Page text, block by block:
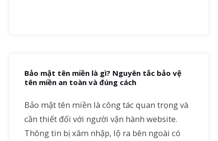
Bảo mật tên miền là gì? Nguyên tắc bảo vệ
tên miền an toàn và đúng cách
Bảo mật tên miền là công tác quan trọng và
cần thiết đối với người vận hành website.
Thông tin bị xâm nhập, lộ ra bên ngoài có